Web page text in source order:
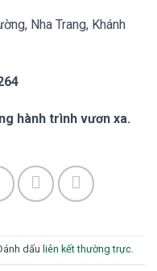
Nha Trang, Khánh
hành trình vươn xa.
dấu liên kết thường trực.